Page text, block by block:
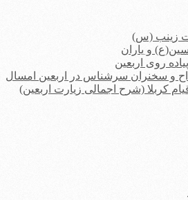
زینب (س)
و یاران
روی اربعین
کربلا (شرح اجمالی زیارت اربعین)